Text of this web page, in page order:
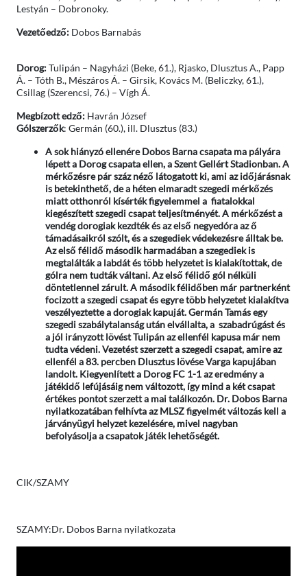
Lestyán – Dobronoky.
Vezetőedző:Dobos Barnabás
Dorog:Tulipán – Nagyházi (Beke, 61.), Rjasko, Dlusztus A., Papp
Á. – Tóth B., Mészáros Á. – Girsik, Kovács M. (Beliczky, 61.),
Csillag (Szerencsi, 76.) – Vígh Á.
Megbízott edző:Havrán József
Gólszerzők: Germán (60.), ill. Dlusztus (83.)
A sok hiányzó ellenére Dobos Barna csapata ma pályára
lépett a Dorog csapata ellen, a Szent Gellért Stadionban. A
mérkőzésre pár száz néző látogatott ki, ami az időjárásnak
is betekinthető, de a héten elmaradt szegedi mérkőzés
miatt otthonról kísérték figyelemmel a fiatalokkal
kiegészített szegedi csapat teljesítményét. A mérkőzést a
vendég dorogiak kezdték és az első negyedóra az ő
támadásaikról szólt, és a szegediek védekezésre álltak be.
Az első félidő második harmadában a szegediek is
megtalálták a labdát és több helyzetet is kialakítottak, de
gólra nem tudták váltani. Az első félidő gól nélküli
döntetlennel zárult. A második félidőben már partnerként
focizott a szegedi csapat és egyre több helyzetet kialakítva
veszélyeztette a dorogiak kapuját. Germán Tamás egy
szegedi szabálytalanság után elvállalta, a szabadrúgást és
a jól irányzott lövést Tulipán az ellenfél kapusa már nem
tudta védeni. Vezetést szerzett a szegedi csapat, amire az
ellenfél a 83. percben Dlusztus lövése Varga kapujában
landolt. Kiegyenlített a Dorog FC 1-1 az eredmény a
játékidő lefújásáig nem változott, így mind a két csapat
értékes pontot szerzett a mai találkozón. Dr. Dobos Barna
nyilatkozatában felhívta az MLSZ figyelmét változás kell a
járványügyi helyzet kezelésére, mivel nagyban
befolyásolja a csapatok játék lehetőségét.
CIK/SZAMY
SZAMY:Dr. Dobos Barna nyilatkozata